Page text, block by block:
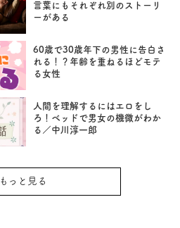
言葉にもそれぞれ別のストーリ
ーがある
60歳で30歳年下の男性に告白さ
れる！？年齢を重ねるほどモテ
る女性
人間を理解するにはエロをし
ろ！ベッドで男女の機微がわか
る／中川淳一郎
もっと見る